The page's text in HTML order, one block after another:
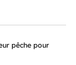
pêche pour